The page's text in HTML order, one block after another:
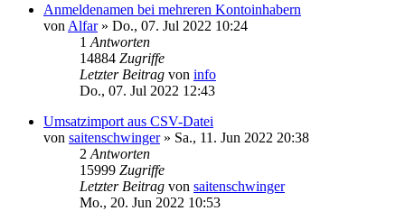
Anmeldenamen bei mehreren Kontoinhabern
von Alfar» Do., 07. Jul 2022 10:24
1 Antworten
14884 Zugriffe
Letzter Beitrag von info
Do., 07. Jul 2022 12:43
Umsatzimport aus CSV-Datei
von saitenschwinger» Sa., 11. Jun 2022 20:38
2 Antworten
15999 Zugriffe
Letzter Beitrag von saitenschwinger
Mo., 20. Jun 2022 10:53